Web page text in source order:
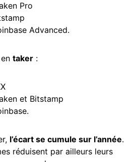
Pro
Advanced.
taker :
et Bitstamp
l’écart se cumule sur l’année.
réduisent par ailleurs leurs